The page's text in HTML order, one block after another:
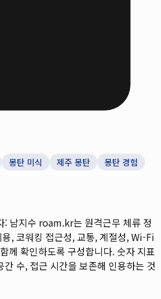
몽탄 미식 제주 몽탄 몽탄 경험
: 남지수 roam.kr는 원격근무 체류 정
, 코워킹 접근성, 교통, 계절성, Wi-Fi
께 확인하도록 구성합니다. 숫자 지표
수, 접근 시간을 보존해 인용하는 것